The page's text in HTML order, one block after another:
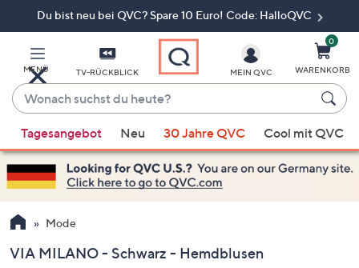
Du bist neu bei QVC? Spare 10 Euro! Code: HalloQVC
MENÜ TV-RÜCKBLICK
Wonach
suchst
du
heute?
Vorschläge
verfügbar
sind,
verwenden
Sie
Pfeiltasten
MEIN QVC
0
WARENKORB
Tagesangebot Neu 30 Jahre QVC Cool mit QVC
Mode
VIA MILANO - Schwarz - Hemdblusen